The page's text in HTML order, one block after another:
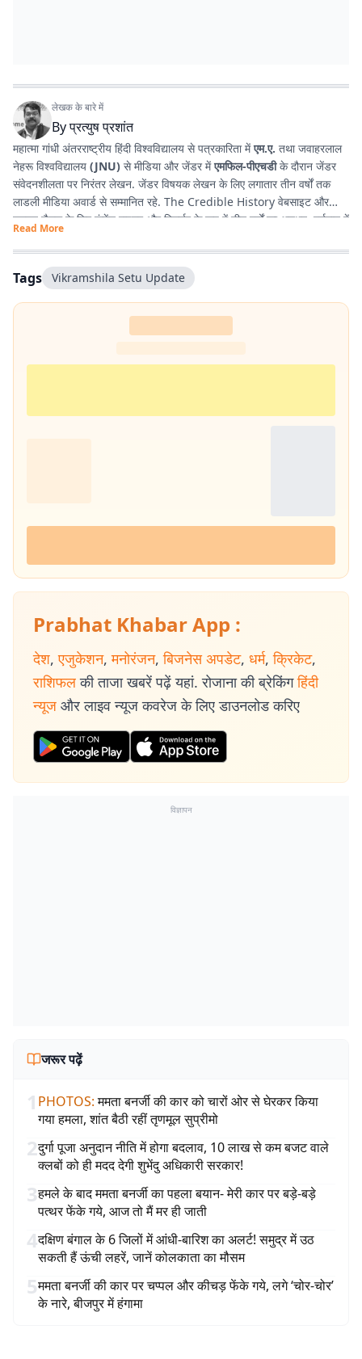
लेखक के बारे में
Byप्रत्युष प्रशांत
महात्मा गांधी अंतरराष्ट्रीय हिंदी विश्वविद्यालय से पत्रकारिता मेंएम.ए. तथा जवाहरलाल
नेहरू विश्वविद्यालय (JNU) से मीडिया और जेंडर मेंएमफिल-पीएचडीके दौरान जेंडर
संवेदनशीलता पर निरंतर लेखन. जेंडर विषयक लेखन के लिए लगातार तीन वर्षों तक
लाडली मीडिया अवार्ड से सम्मानित रहे. The Credible History वेबसाइट और
यूट्यूब चैनल के लिए कंटेंट राइटर और रिसर्चर के रूप में तीन वर्षों का अनुभव. वर्तमान में
प्रभात खबर डिजिटल
किताबें पढ़ने, वायलिन बजाने और कला-साहित्य में गहरी रुचि रखते हैं तथा बिहार को
सामाजिक, सांस्कृतिक और राजनीतिक दृष्टि से समझने में विशेष दिलचस्पी.
Read More
Tags Vikramshila Setu Update
Prabhat Khabar App :
देश, एजुकेशन, मनोरंजन, बिजनेस अपडेट, धर्म, क्रिकेट,
राशिफल की ताजा खबरें पढ़ें यहां. रोजाना की ब्रेकिंग हिंदी
न्यूज और लाइव न्यूज कवरेज के लिए डाउनलोड करिए
विज्ञापन
जरूर पढ़ें
1 PHOTOS: ममता बनर्जी की कार को चारों ओर से घेरकर किया
गया हमला, शांत बैठी रहीं तृणमूल सुप्रीमो
2दुर्गा पूजा अनुदान नीति में होगा बदलाव, 10 लाख से कम बजट वाले
क्लबों को ही मदद देगी शुभेंदु अधिकारी सरकार!
3हमले के बाद ममता बनर्जी का पहला बयान- मेरी कार पर बड़े-बड़े
पत्थर फेंके गये, आज तो मैं मर ही जाती
4दक्षिण बंगाल के 6 जिलों में आंधी-बारिश का अलर्ट! समुद्र में उठ
सकती हैं ऊंची लहरें, जानें कोलकाता का मौसम
5ममता बनर्जी की कार पर चप्पल और कीचड़ फेंके गये, लगे ‘चोर-चोर’
के नारे, बीजपुर में हंगामा